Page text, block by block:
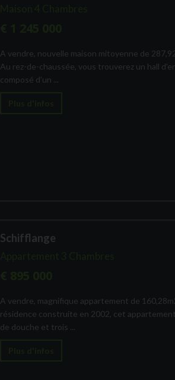
A vendre, nouvelle maison mitoyenne de
Au rez-de-chaussée, vous trouverez un hall
composé d'un ...
Schifflange
A vendre, magnifique appartement de
résidence construite en 2002, cet
de douche et trois ...